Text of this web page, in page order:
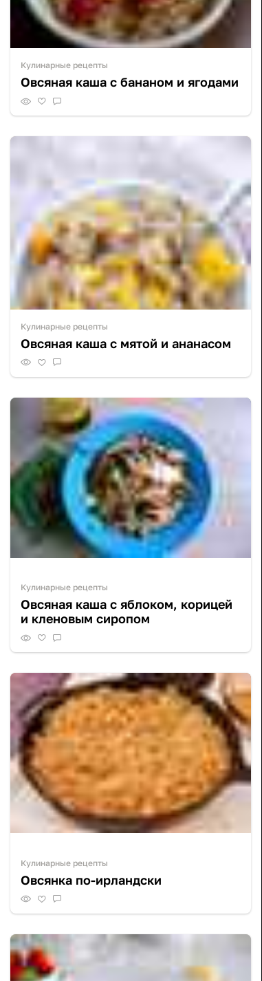
Кулинарные рецепты
Овсяная каша с бананом и ягодами
Кулинарные рецепты
Овсяная каша с мятой и ананасом
Кулинарные рецепты
Овсяная каша с яблоком, корицей
и кленовым сиропом
Кулинарные рецепты
Овсянка по-ирландски